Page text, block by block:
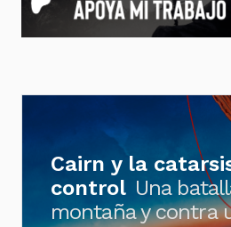
Cairn y la
control Una
montaña y contra